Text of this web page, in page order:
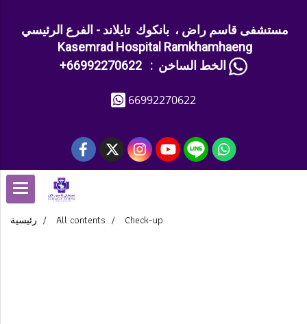
مستشفى قاسم راض ، بانكوك تايلاند - الفرع الرئيسي
Kasemrad Hospital Ramkhamhaeng
+الخط الساخن : 66992270622
66992270622
رئيسية All contents Check-up